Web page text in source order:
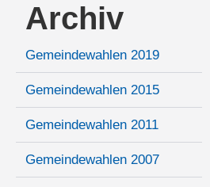
Archiv
Gemeindewahlen 2019
Gemeindewahlen 2015
Gemeindewahlen 2011
Gemeindewahlen 2007